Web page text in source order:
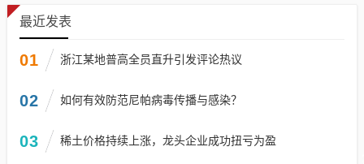
最近发表
01 浙江某地普高全员直升引发评论热议
02 如何有效防范尼帕病毒传播与感染？
03 稀土价格持续上涨，龙头企业成功扭亏为盈